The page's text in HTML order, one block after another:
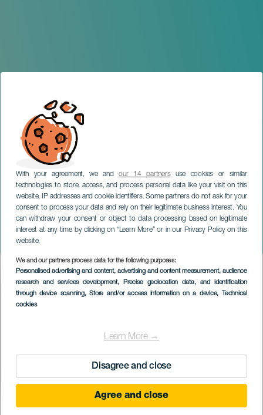
With your agreement, we andour 14 partnersuse cookies or similar
technologies to store, access, and process personal data like your visit on this
website, IP addresses and cookie identifiers. Some partners do not ask for your
consent to process your data and rely on their legitimate business interest. You
can withdraw your consent or object to data processing based on legitimate
interest at any time by clicking on “Learn More” or in our Privacy Policy on this
website.
We and our partners process data for the following purposes:
Personalised advertising and content, advertising and content measurement, audience
research and services development, Precise geolocation data, and identification
through device scanning, Store and/or access information on a device, Technical
cookies
Learn More →
Disagree and close
Agree and close
Dubnový veletrh
TENERIFE
Imagen
Listado